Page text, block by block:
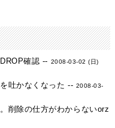
確認 -- 2008-03-02 (日)
吐かなくなった -- 2008-03-
削除の仕方がわからないorz